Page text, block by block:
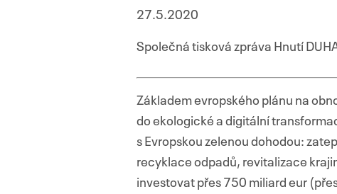
27.5.2020
Společná tisková zpráva Hnutí
Základem evropského plánu na
do ekologické a digitální
s Evropskou zelenou dohodou:
recyklace odpadů, revitalizace
investovat přes 750 miliard eur